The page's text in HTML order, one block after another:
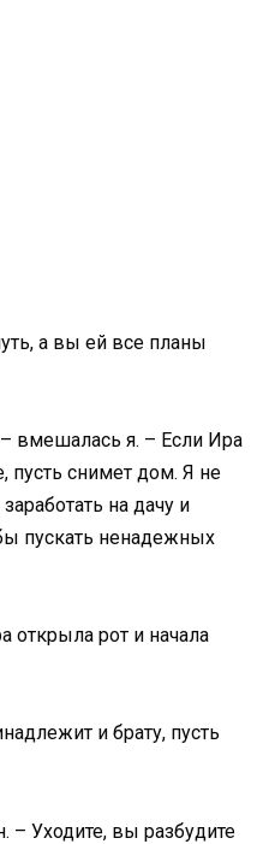
а вы ей все планы
вмешалась я. – Если Ира
пусть снимет дом. Я не
на дачу и
пускать ненадежных
открыла рот и начала
и брату, пусть
– Уходите, вы разбудите